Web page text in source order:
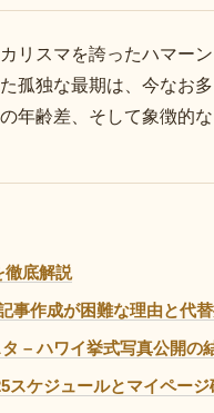
リスマを誇ったハマー
孤独な最期は、今なお
年齢差、そして象徴的
徹底解説
事作成が困難な理由と代
– ハワイ挙式写真公開の
スケジュールとマイペー